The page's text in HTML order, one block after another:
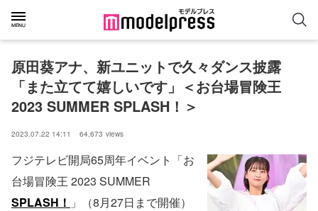
原田葵アナ、新ユニットで久々ダンス披露
「また立てて嬉しいです」＜お台場冒険王
2023 SUMMER SPLASH！＞
2023.07.22 14:11 64,673 views
フジテレビ開局65周年イベント「お
台場冒険王 2023 SUMMER
SPLASH！ 」（8月27日まで開催）